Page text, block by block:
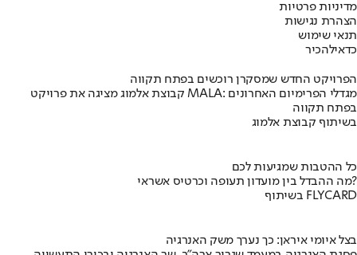
מדיניות פרטיות
הצהרת נגישות
תנאי שימוש
כדאילהכיר
הפרויקט החדש שמסקרן רוכשים בפתח תקווה
קבוצת אלמוג מציגה את פרויקט MALA: מגדלי הפרימיום האחרונים
בפתח תקווה
בשיתוף קבוצת אלמוג
כל ההטבות שמגיעות לכם
מה ההבדל בין מועדון תעופה וכרטיס אשראי?
בשיתוף FLYCARD
בצל איומי איראן: כך נערך משק האנרגיה